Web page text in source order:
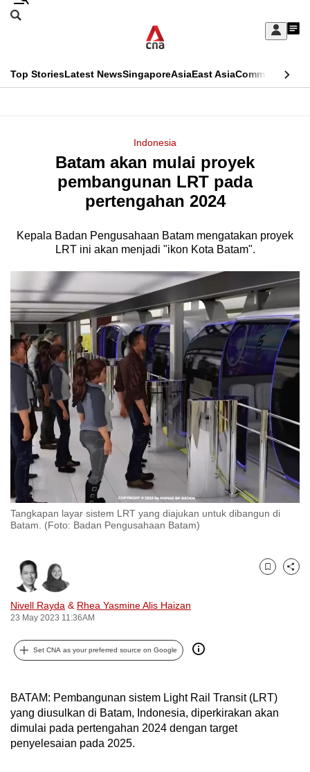
Skip
Sign
My
menu
Search
CNAR
Top StoriesLatest NewsSingaporeAsiaEast AsiaCommentary
Menu
Indonesia
Batam akan mulai proyek
pembangunan LRT pada
pertengahan 2024
Kepala Badan Pengusahaan Batam mengatakan proyek
LRT ini akan menjadi "ikon Kota Batam".
Tangkapan layar sistem LRT yang diajukan untuk dibangun di
Batam. (Foto: Badan Pengusahaan Batam)
Nivell Rayda & Rhea Yasmine Alis Haizan
23 May 2023 11:36AM
Bookmark
Share
Set CNA as your preferred source on Google
BATAM: Pembangunan sistem Light Rail Transit (LRT)
yang diusulkan di Batam, Indonesia, diperkirakan akan
dimulai pada pertengahan 2024 dengan target
penyelesaian pada 2025.
This
longer
supported
We
know
it's
a
hassle
to
switch
browsers
but
we
want
your
experience
with
CNA
to
be
fast,
and
the
best
it
possibly
To
continue,
upgrade
to